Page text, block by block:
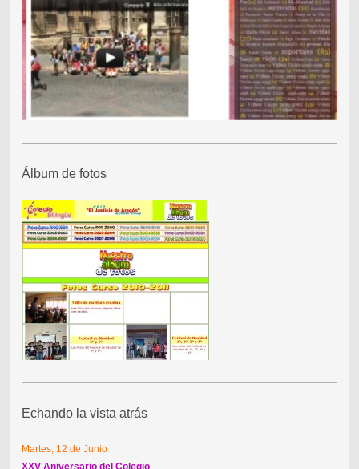
Álbum de fotos
Echando la vista atrás
Martes, 12 de Junio
XXV Aniversario del Colegio